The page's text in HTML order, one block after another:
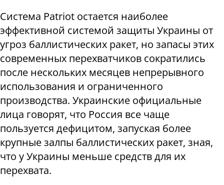
Система Patriot остается наиболее
эффективной системой защиты Украины от
угроз баллистических ракет, но запасы этих
современных перехватчиков сократились
после нескольких месяцев непрерывного
использования и ограниченного
производства. Украинские официальные
лица говорят, что Россия все чаще
пользуется дефицитом, запуская более
крупные залпы баллистических ракет, зная,
что у Украины меньше средств для их
перехвата.